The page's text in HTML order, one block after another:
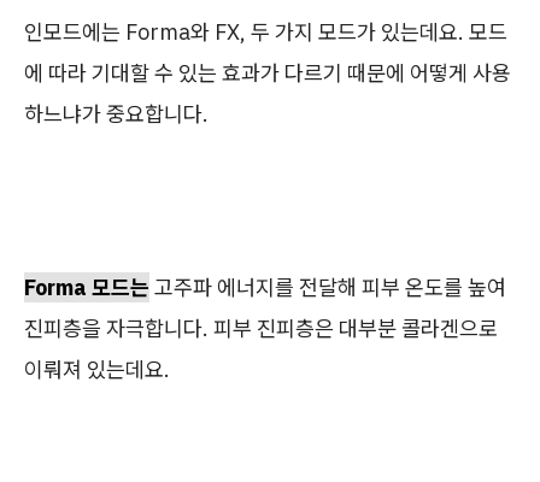
인모드에는 Forma와 FX, 두 가지 모드가 있는데요. 모드
에 따라 기대할 수 있는 효과가 다르기 때문에 어떻게 사용
하느냐가 중요합니다.
Forma 모드는 고주파 에너지를 전달해 피부 온도를 높여
진피층을 자극합니다. 피부 진피층은 대부분 콜라겐으로
이뤄져 있는데요.